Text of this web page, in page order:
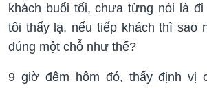
khách buổi tối, chưa từng nói là
tôi thấy lạ, nếu tiếp khách thì sao
đúng một chỗ như thế?
9 giờ đêm hôm đó, thấy định vị